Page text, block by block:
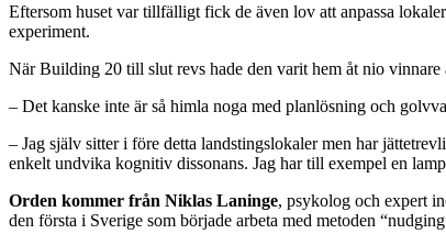
Eftersom huset var tillfälligt fick de även lov att anpassa
experiment.
När Building 20 till slut revs hade den varit hem åt nio vinnare
– Det kanske inte är så himla noga med planlösning och
– Jag själv sitter i före detta landstingslokaler men har
enkelt undvika kognitiv dissonans. Jag har till exempel en
Orden kommer från Niklas Laninge, psykolog och expert
den första i Sverige som började arbeta med metoden